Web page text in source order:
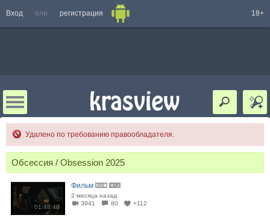
Вход или регистрация 18+
Удалено по требованию правообладателя.
Обсессия / Obsession 2025
01:48:40
Фильм
2 месяца назад
3941
80 +112